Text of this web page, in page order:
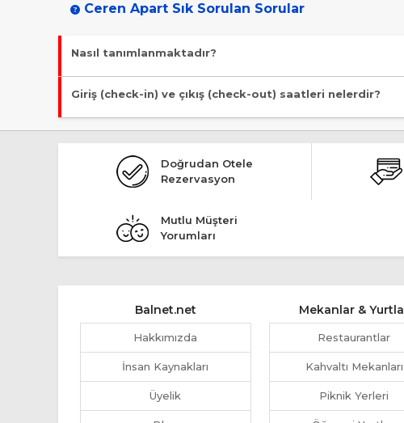
Ceren Apart Sık Sorulan Sorular
Nasıl tanımlanmaktadır?
Tesis Pansiyon statüsündedir.
Giriş (check-in) ve çıkış (check-out) saatleri nelerdir?
Giriş en erken 13:00, çıkış en geç 12:00 saatindedir.
Doğrudan Otele
Rezervasyon
Mutlu Müşteri
Yorumları
Balnet.net
Hakkımızda
İnsan Kaynakları
Üyelik
Mekanlar &
Restaurantlar
Kahvaltı Mekanları
Piknik Yerleri